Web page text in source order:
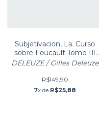
Subjetivacion, La. Curso
sobre Foucault Tomo III
(subjetivação)
DELEUZE / Gilles Deleuze
R$149,90
7x de R$25,88